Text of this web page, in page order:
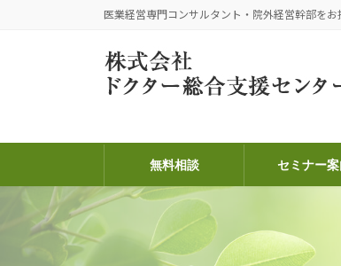
医業経営専門コンサルタント・院外経営幹部をお
無料相談 セミナー